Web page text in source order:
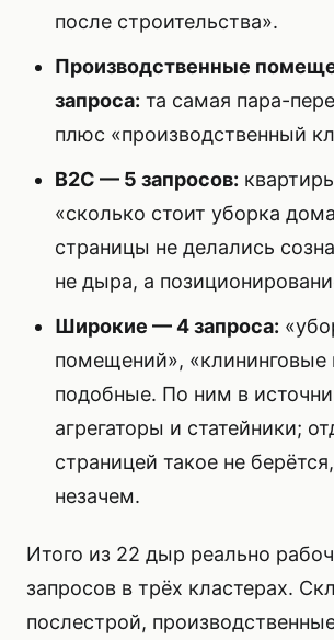
после строительства».
Производственные
запроса: та самая пара-
плюс «производственный
B2C — 5 запросов:
«сколько стоит уборка
страницы не делались
не дыра, а
Широкие — 4 запроса:
помещений», «клининговые
подобные. По ним в
агрегаторы и статейники;
страницей такое не
незачем.
Итого из 22 дыр реально
запросов в трёх кластерах.
послестрой,